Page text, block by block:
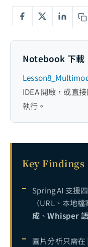
10
11
12
13
Notebook 下載
IDEA 開啟，或直
執行。
Key Findings
Spring AI 支援
（URL、本地
成 、Whisper
圖片分析只需在